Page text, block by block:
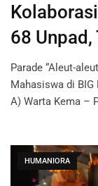
68
Parade “Aleut-
Mahasiswa di BIG
A) Warta Kema –
HUMANIORA